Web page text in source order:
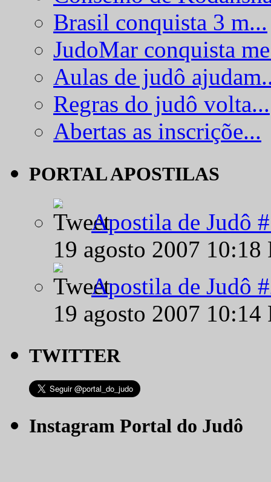
Brasil conquista 3 m...
JudoMar conquista
Aulas de judô
Regras do judô volta...
Abertas as inscriçõe...
PORTAL APOSTILAS
Apostila de Judô
19 agosto 2007
Apostila de Judô
19 agosto 2007
TWITTER
Instagram Portal do Judô